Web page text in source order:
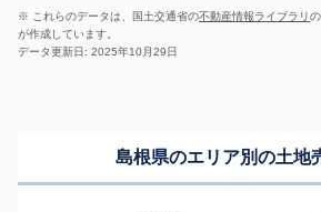
※ これらのデータは、国土交通省の不動産情報ライブラリ
が作成しています。
データ更新日: 2025年10月29日
島根県のエリア別の土地